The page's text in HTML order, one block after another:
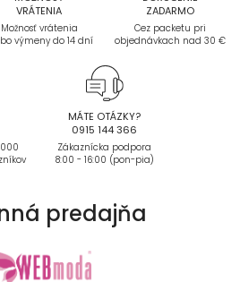
VRÁTENIA
Možnosť vrátenia
výmeny do 14 dní
ZADARMO
Cez packetu pri
objednávkach nad 30 €
MÁTE OTÁZKY?
0915 144 366
Zákaznícka podpora
8:00 - 16:00 (pon-pia)
predajňa